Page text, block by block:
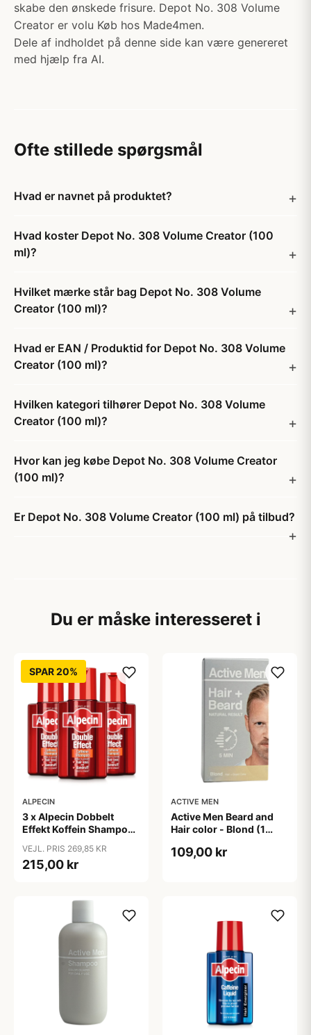
skabe den ønskede frisure. Depot No. 308 Volume
Creator er volu Køb hos Made4men.
Dele af indholdet på denne side kan være genereret
med hjælp fra AI.
Ofte stillede spørgsmål
Hvad er navnet på produktet?
Hvad koster Depot No. 308 Volume Creator (100
ml)?
Hvilket mærke står bag Depot No. 308 Volume
Creator (100 ml)?
Hvad er EAN / Produktid for Depot No. 308 Volume
Creator (100 ml)?
Hvilken kategori tilhører Depot No. 308 Volume
Creator (100 ml)?
Hvor kan jeg købe Depot No. 308 Volume Creator
(100 ml)?
Er Depot No. 308 Volume Creator (100 ml) på tilbud?
Du er måske interesseret i
SPAR 20%
ALPECIN
3 x Alpecin Dobbelt
Effekt Koffein Shampoo
VEJL. PRIS 269,85 KR
215,00 kr
ACTIVE MEN
Active Men Beard and
Hair color - Blond (1
109,00 kr